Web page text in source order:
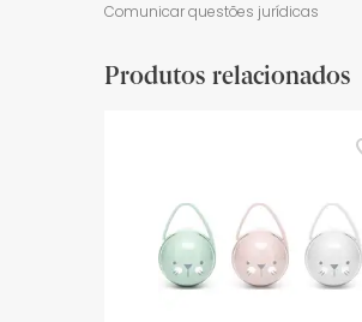
Comunicar questões jurídicas
Produtos relacionados